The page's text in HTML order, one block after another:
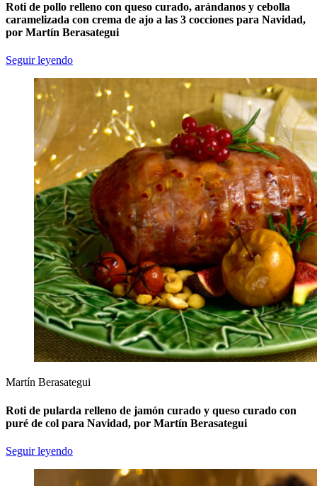
Roti de pollo relleno con queso curado, arándanos y cebolla
caramelizada con crema de ajo a las 3 cocciones para Navidad,
por Martín Berasategui
Seguir leyendo
Martín Berasategui
Roti de pularda relleno de jamón curado y queso curado con
puré de col para Navidad, por Martín Berasategui
Seguir leyendo